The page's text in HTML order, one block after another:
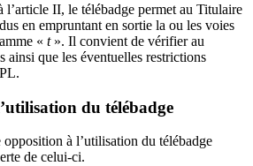
l’article II, le télébadge permet au Titulaire
en empruntant en sortie la ou les voies
« t ». Il convient de vérifier au
ainsi que les éventuelles restrictions
du télébadge
à l’utilisation du télébadge
de celui-ci.